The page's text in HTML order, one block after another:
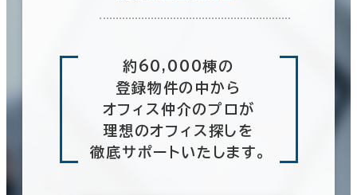
約60,000棟の
登録物件の中から
オフィス仲介のプロが
理想のオフィス探しを
徹底サポートいたします。